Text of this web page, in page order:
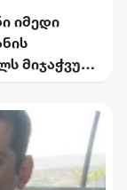
იმედი
მიჯაჭვულ